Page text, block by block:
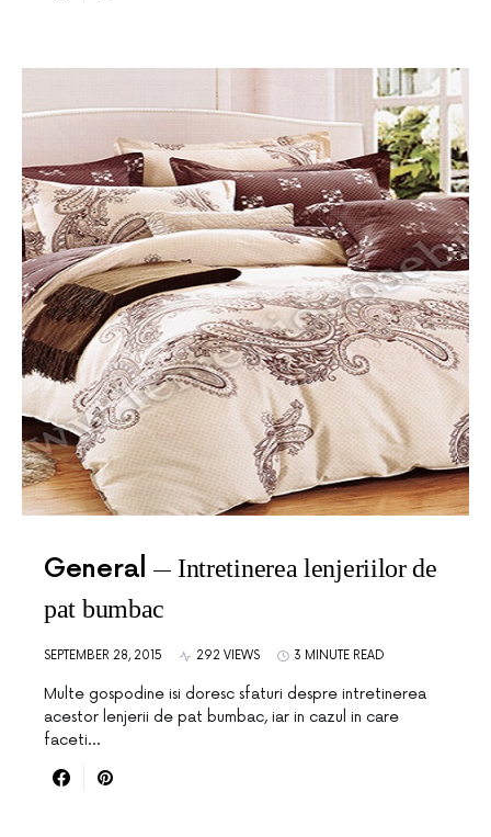
General
Intretinerea lenjeriilor de
pat bumbac
SEPTEMBER 28, 2015 292 VIEWS 3 MINUTE READ
Multe gospodine isi doresc sfaturi despre intretinerea
acestor lenjerii de pat bumbac, iar in cazul in care
faceti…